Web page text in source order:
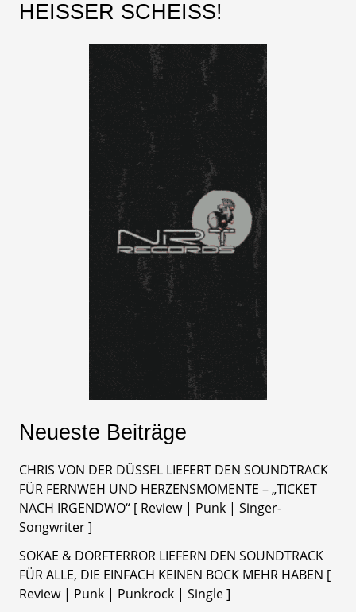
HEISSER SCHEISS!
Neueste Beiträge
CHRIS VON DER DÜSSEL LIEFERT DEN SOUNDTRACK
FÜR FERNWEH UND HERZENSMOMENTE – „TICKET
NACH IRGENDWO“ [ Review | Punk | Singer-
Songwriter ]
SOKAE & DORFTERROR LIEFERN DEN SOUNDTRACK
FÜR ALLE, DIE EINFACH KEINEN BOCK MEHR HABEN [
Review | Punk | Punkrock | Single ]